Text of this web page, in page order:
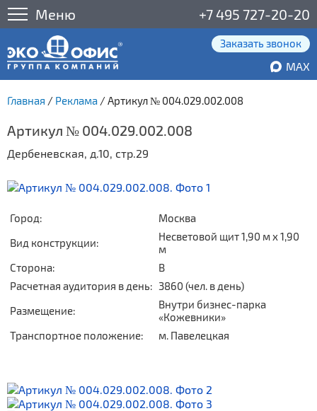
Меню +7 495 727-20-20
Заказать звонок
MAX
Главная / Реклама /Артикул № 004.029.002.008
Артикул № 004.029.002.008
Дербеневская, д.10, стр.29
Город:
Москва
Вид конструкции:
Несветовой щит 1,90 м x 1,90
м
Сторона:
В
Расчетная аудитория в день: 3860 (чел. в день)
Размещение:
Внутри бизнес-парка
«Кожевники»
Транспортное положение:
м. Павелецкая